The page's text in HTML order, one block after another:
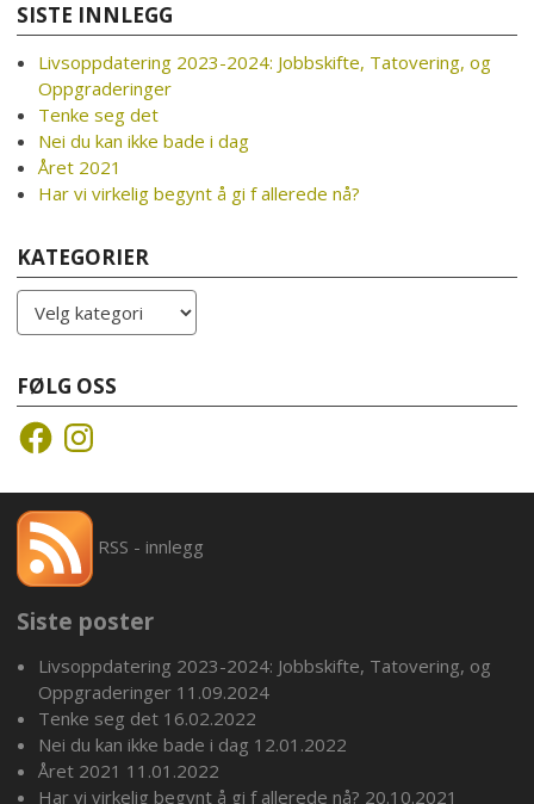
SISTE INNLEGG
Livsoppdatering 2023-2024: Jobbskifte, Tatovering, og
Oppgraderinger
Tenke seg det
Nei du kan ikke bade i dag
Året 2021
Har vi virkelig begynt å gi f allerede nå?
KATEGORIER
Kategorier
FØLG OSS
FacebookInstagram
RSS - innlegg
Siste poster
Livsoppdatering 2023-2024: Jobbskifte, Tatovering, og
Oppgraderinger 11.09.2024
Tenke seg det 16.02.2022
Nei du kan ikke bade i dag 12.01.2022
Året 2021 11.01.2022
Har vi virkelig begynt å gi f allerede nå? 20.10.2021